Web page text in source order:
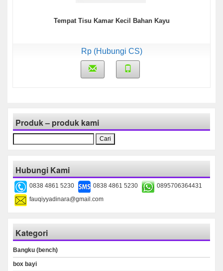
Tempat Tisu Kamar Kecil Bahan Kayu
Rp (Hubungi CS)
Produk – produk kami
untuk:
Hubungi Kami
0838 4861 5230 0838 4861 5230
0895706364431
fauqiyyadinara@gmail.com
Kategori
Bangku (bench)
box bayi